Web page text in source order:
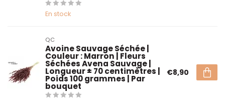
En stock
QC
Avoine Sauvage Séchée |
Couleur : Marron | Fleurs
Séchées Avena Sauvage |
Longueur ± 70 centimètres |
Poids 100 grammes | Par
bouquet
€8,90